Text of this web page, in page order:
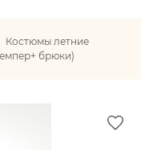
Костюмы летние
брюки)